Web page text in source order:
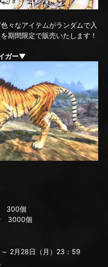
々なアイテムがランダムで入
期間限定で販売いたします！
ガー▼
300個
3000個
2月28日（月）23：59